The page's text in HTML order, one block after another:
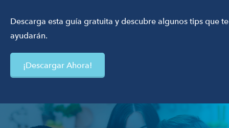
Descarga esta guía gratuita y descubre algunos tips que te
ayudarán.
¡Descargar Ahora!